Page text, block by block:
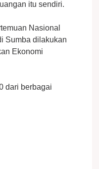
itu sendiri.
Nasional
Sumba dilakukan
Ekonomi
dari berbagai